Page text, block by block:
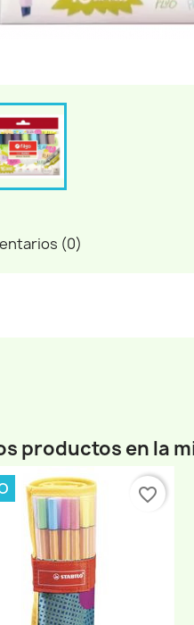
(0)
productos en la
favorite_border